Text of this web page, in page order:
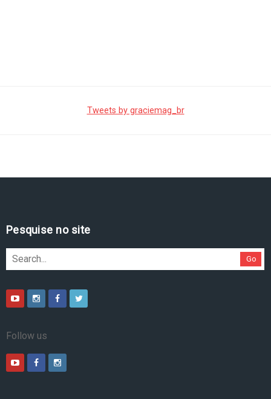
Tweets by graciemag_br
Pesquise no site
Go
Follow us